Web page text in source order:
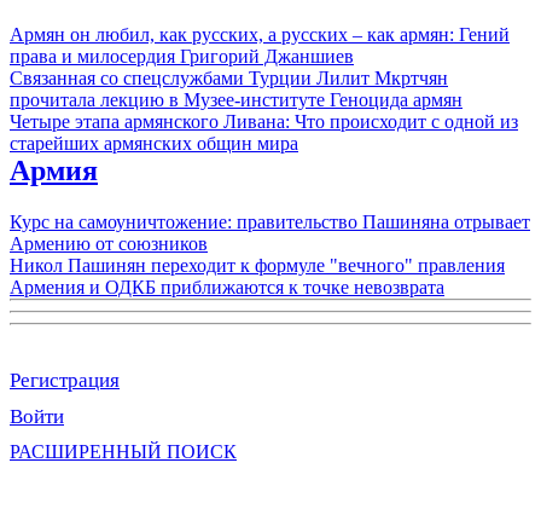
Армян он любил, как русских, а русских – как армян: Гений
права и милосердия Григорий Джаншиев
Связанная со спецслужбами Турции Лилит Мкртчян
прочитала лекцию в Музее-институте Геноцида армян
Четыре этапа армянского Ливана: Что происходит с одной из
старейших армянских общин мира
Армия
Курс на самоуничтожение: правительство Пашиняна отрывает
Армению от союзников
Никол Пашинян переходит к формуле "вечного" правления
Армения и ОДКБ приближаются к точке невозврата
Регистрация
Войти
РАСШИРЕННЫЙ ПОИСК